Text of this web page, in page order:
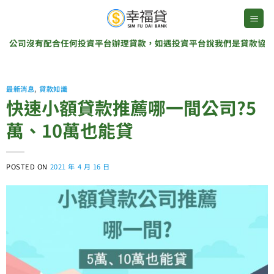
content
沒有配合任何投資平台辦理貸款，如遇投資平台說我們是貸款協辦單
最新消息,貸款知識
快速小額貸款推薦哪一間公司?5
萬、10萬也能貸
POSTED ON 2021 年 4 月 16 日